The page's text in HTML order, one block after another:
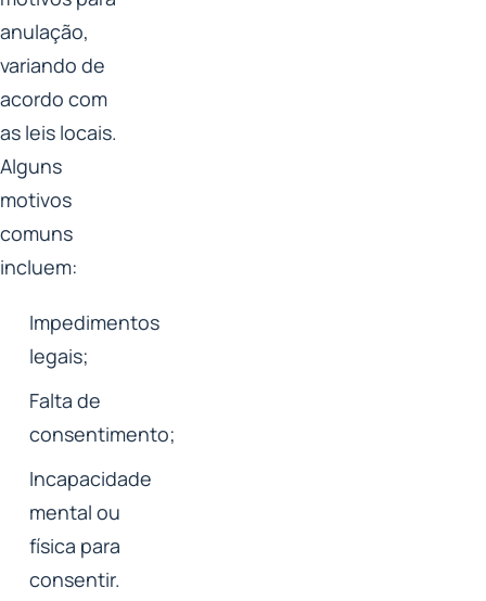
anulação,
variando de
acordo com
as leis locais.
Alguns
motivos
comuns
incluem:
Impedimentos
legais;
Falta de
consentimento;
Incapacidade
mental ou
física para
consentir.